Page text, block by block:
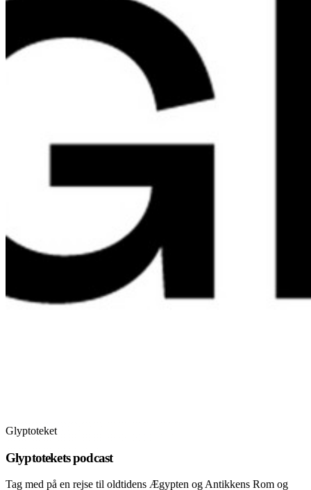
Glyptoteket
Glyptotekets podcast
Tag med på en rejse til oldtidens Ægypten og Antikkens Rom og